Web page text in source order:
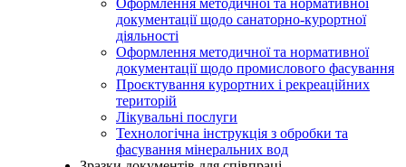
Оформлення методичної та нормативної
документації щодо санаторно-курортної
діяльності
Оформлення методичної та нормативної
документації щодо промислового фасування
Проєктування курортних і рекреаційних
територій
Лікувальні послуги
Технологічна інструкція з обробки та
фасування мінеральних вод